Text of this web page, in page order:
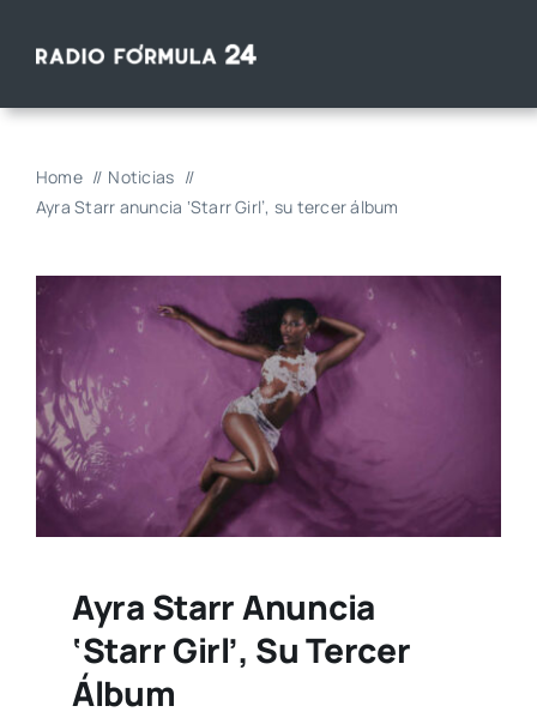
Home
Noticias
Ayra Starr anuncia ‘Starr Girl’, su tercer álbum
Ayra Starr Anuncia
‘Starr Girl’, Su Tercer
Álbum